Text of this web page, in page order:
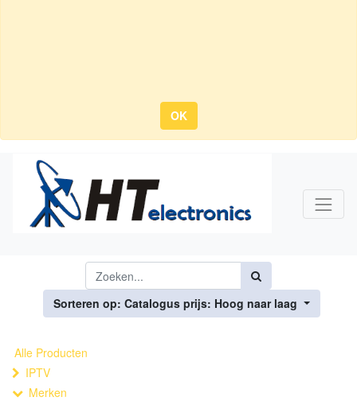
OK
Sorteren op: Catalogus prijs: Hoog naar laag
Alle Producten
IPTV
Merken